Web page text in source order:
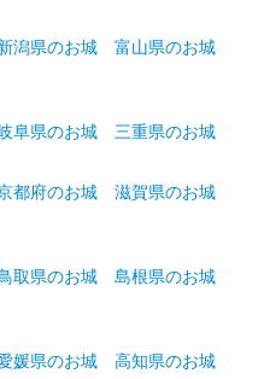
冬限定版
が描かれている。100枚限定
王版
が入った御城印。群馬戦国御
南蛮具足版
潟県のお城
富山県のお城
阜県のお城
三重県のお城
都府のお城
滋賀県のお城
取県のお城
島根県のお城
媛県のお城
高知県のお城